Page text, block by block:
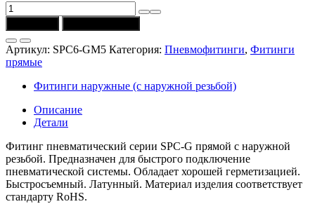
Количество
товара
Фитинг
SPC6-
GM5
(CSNSP)
прямой
Артикул: SPC6-GM5 Категория: Пневмофитинги, Фитинги
прямые
Фитинги наружные (с наружной резьбой)
Описание
Детали
Фитинг пневматический серии SPC-G прямой с наружной
резьбой. Предназначен для быстрого подключение
пневматической системы. Обладает хорошей герметизацией.
Быстросъемный. Латунный. Материал изделия соответствует
стандарту RoHS.